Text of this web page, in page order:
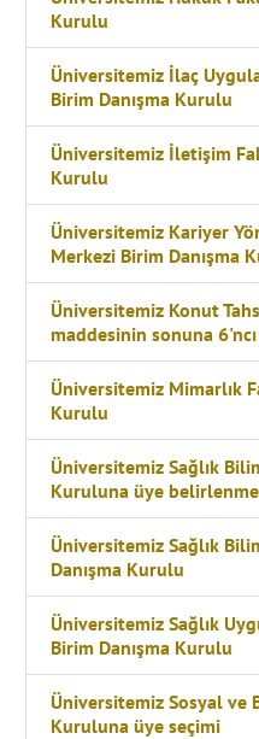
Kurulu
Üniversitemiz İlaç
Birim Danışma Kurulu
Üniversitemiz İletişim
Kurulu
Üniversitemiz Kariyer
Merkezi Birim Danışma
Üniversitemiz Konut
maddesinin sonuna
Üniversitemiz Mimarlık
Kurulu
Üniversitemiz Sağlık
Kuruluna üye
Üniversitemiz Sağlık
Danışma Kurulu
Üniversitemiz Sağlık
Birim Danışma Kurulu
Üniversitemiz Sosyal ve
Kuruluna üye seçimi